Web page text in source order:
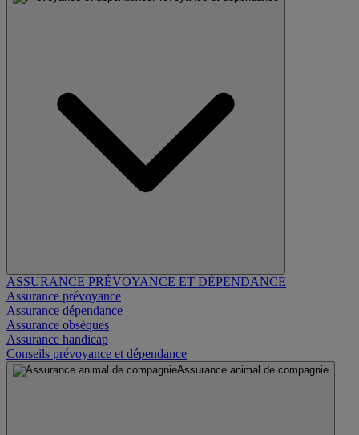
ASSURANCE PRÉVOYANCE ET DÉPENDANCE
Assurance prévoyance
Assurance dépendance
Assurance obsèques
Assurance handicap
Conseils prévoyance et dépendance
Assurance animal de compagnie